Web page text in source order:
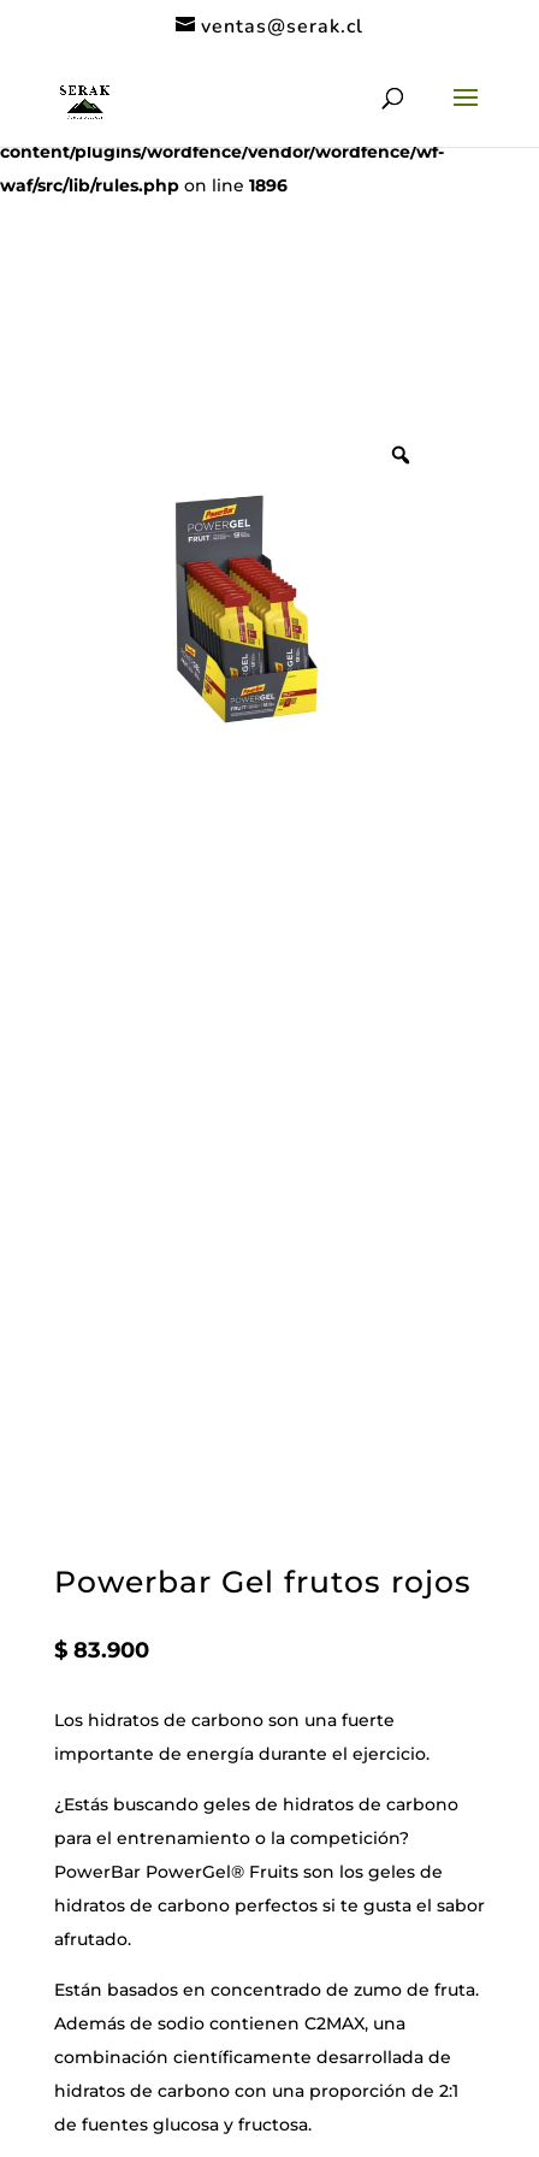
($subject) of type array|string is deprecated in
/home/clients/11c6de9a53a49962a9f838dac1be5068/serak.cl/
content/plugins/wordfence/vendor/wordfence/wf-
waf/src/lib/rules.php on line 1896
ventas@serak.cl
Powerbar Gel frutos rojos
$83.900
Los hidratos de carbono son una fuerte
importante de energía durante el ejercicio.
¿Estás buscando geles de hidratos de carbono
para el entrenamiento o la competición?
PowerBar PowerGel® Fruits son los geles de
hidratos de carbono perfectos si te gusta el sabor
afrutado.
Están basados en concentrado de zumo de fruta.
Además de sodio contienen C2MAX, una
combinación científicamente desarrollada de
hidratos de carbono con una proporción de 2:1
de fuentes glucosa y fructosa.